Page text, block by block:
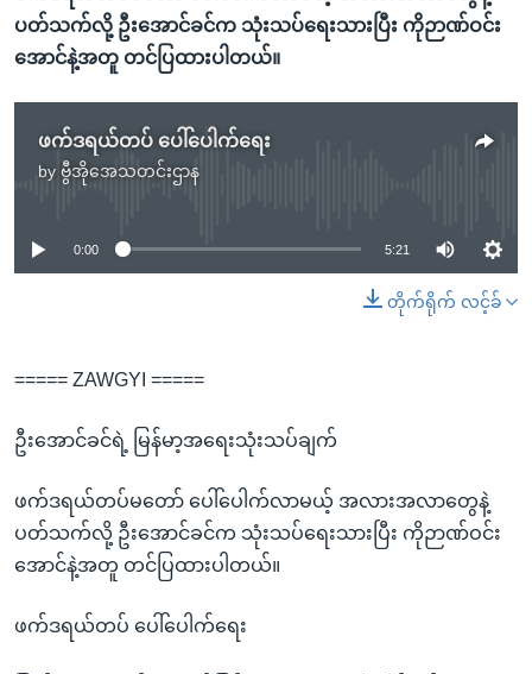
ရှာဖွေ
သို့
ကျော်
ပတ်သက်လို့ ဦးအောင်ခင်က သုံးသပ်ရေးသားပြီး ကိုဉာဏ်ဝင်း
အောင်နဲ့အတူ တင်ပြထားပါတယ်။
ဖက်ဒရယ်တပ် ပေါ်ပေါက်ရေး
by ဗွီအိုအေသတင်းဌာန
No media source currently available
0:00 5:21
တိုက်ရိုက် လင့်ခ်
===== ZAWGYI =====
ဦးအောင်ခင်ရဲ့ မြန်မာ့အရေးသုံးသပ်ချက်
ဖက်ဒရယ်တပ်မတော် ပေါ်ပေါက်လာမယ့် အလားအလာတွေနဲ့
ပတ်သက်လို့ ဦးအောင်ခင်က သုံးသပ်ရေးသားပြီး ကိုဉာဏ်ဝင်း
အောင်နဲ့အတူ တင်ပြထားပါတယ်။
ဖက်ဒရယ်တပ် ပေါ်ပေါက်ရေး